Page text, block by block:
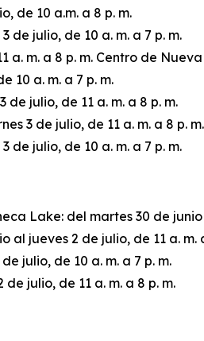
de 10 a.m. a 8 p. m.
de julio, de 10 a. m. a 7 p. m.
a. m. a 8 p. m. Centro de
10 a. m. a 7 p. m.
julio, de 11 a. m. a 8 p. m.
3 de julio, de 11 a. m. a 8 p. m.
de julio, de 10 a. m. a 7 p. m.
Lake: del martes 30 de junio
jueves 2 de julio, de 11 a. m.
julio, de 10 a. m. a 7 p. m.
julio, de 11 a. m. a 8 p. m.